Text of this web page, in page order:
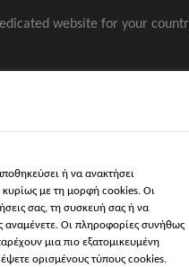
website for your
ή να ανακτήσει
με τη μορφή cookies. Οι
σας, τη συσκευή σας ή να
αναμένετε. Οι πληροφορίες συνήθως
μια πιο εξατομικευμένη
ορισμένους τύπους cookies.